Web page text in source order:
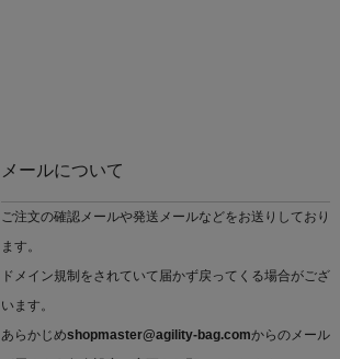
メールについて
ご注文の確認メールや発送メールなどをお送りしており
ます。
ドメイン規制をされていて届かず戻ってくる場合がござ
います。
あらかじめshopmaster@agility-bag.comからのメール